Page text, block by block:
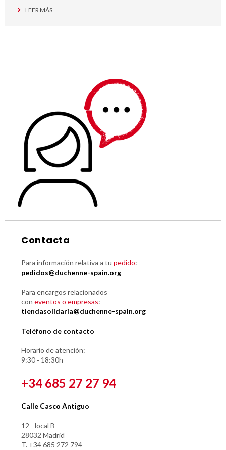
LEER MÁS
Contacta
Para información relativa a tu pedido:
pedidos@duchenne-spain.org
Para encargos relacionados
con eventos o empresas:
tiendasolidaria@duchenne-spain.org
Teléfono de contacto
Horario de atención:
9:30 - 18:30h
+34 685 27 27 94
Calle Casco Antiguo
12 - local B
28032 Madrid
T. +34 685 272 794